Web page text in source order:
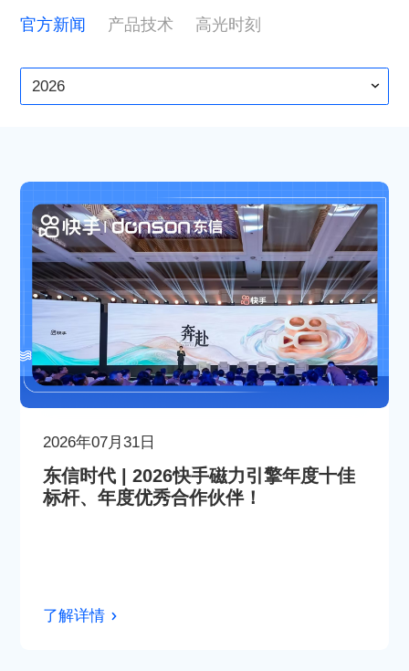
联系东信
官方新闻 产品技术 高光时刻
2026
2026年07月31日
东信时代 | 2026快手磁力引擎年度十佳
标杆、年度优秀合作伙伴！
了解详情